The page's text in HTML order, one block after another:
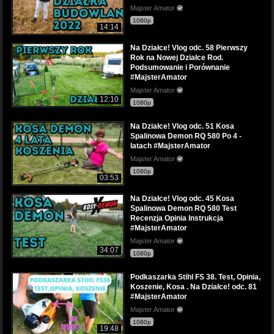
14:14
Majster Amator
1080p
12:10
Na Działce! Vlog odc. 58 Pierwszy
Rok na Nowej Działce Rod.
Podsumowanie i Porównanie
#MajsterAmator
Majster Amator
1080p
03:53
Na Działce! Vlog odc. 51 Kosa
Spalinowa Demon RQ 580 Po 4 -
latach #MajsterAmator
Majster Amator
1080p
34:07
Na Działce! Vlog odc. 45 Kosa
Spalinowa Demon RQ 580 Test
Recenzja Opinia Instrukcja
#MajsterAmator
Majster Amator
1080p
19:48
Podkaszarka Stihl FS 38. Test, Opinia,
Koszenie, Kosa . Na Działce! odc. 81
#MajsterAmator
Majster Amator
1080p